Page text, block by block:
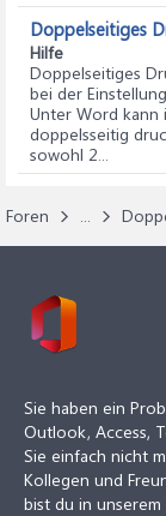
Doppelseitiges
Hilfe
Doppelseitiges
bei der
Unter Word kann
doppelsseitig
sowohl 2...
Foren ...
Sie haben ein
Outlook, Access,
Sie einfach nicht
Kollegen und
bist du in unserem